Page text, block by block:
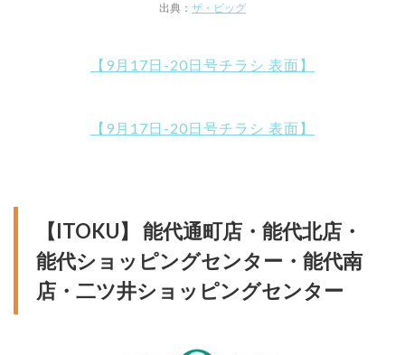
出典： ザ・ビッグ
【9月17日-20日号チラシ 表面】
【9月17日-20日号チラシ 表面】
【ITOKU】 能代通町店・能代北店・
能代ショッピングセンター・能代南
店・二ツ井ショッピングセンター